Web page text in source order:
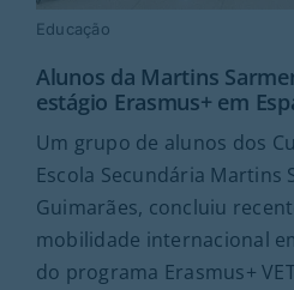
Educação
Alunos da Martins
estágio Erasmus+ em
Um grupo de alunos dos
Escola Secundária Martins
Guimarães, concluiu
mobilidade internacional
do programa Erasmus+